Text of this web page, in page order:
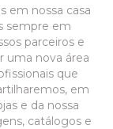
em nossa casa
sempre em
parceiros e
uma nova área
que
em
e da nossa
catálogos e